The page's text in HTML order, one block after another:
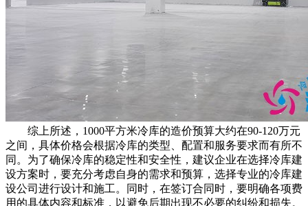
综上所述，1000平方米冷库的造价预算大约在90-120万元
之间，具体价格会根据冷库的类型、配置和服务要求而有所不
同。为了确保冷库的稳定性和安全性，建议企业在选择冷库建
设方案时，要充分考虑自身的需求和预算，选择专业的冷库建
设公司进行设计和施工。同时，在签订合同时，要明确各项费
用的具体内容和标准，以避免后期出现不必要的纠纷和损失。